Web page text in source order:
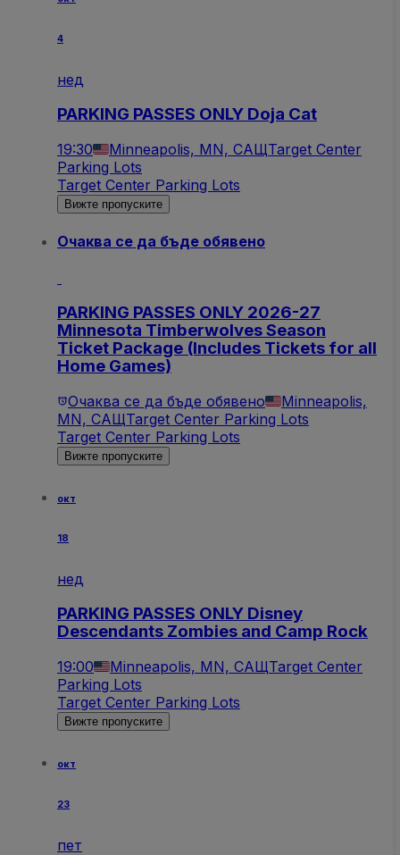
4
нед
PARKING PASSES ONLY Doja Cat
19:30 Minneapolis, MN, САЩTarget Center
Parking Lots
Target Center Parking Lots
Вижте пропуските
Очаква се да бъде обявено
PARKING PASSES ONLY 2026-27
Minnesota Timberwolves Season
Ticket Package (Includes Tickets for all
Home Games)
Очаква се да бъде обявено
Minneapolis,
MN, САЩTarget Center Parking Lots
Target Center Parking Lots
Вижте пропуските
окт
18
нед
PARKING PASSES ONLY Disney
Descendants Zombies and Camp Rock
19:00 Minneapolis, MN, САЩTarget Center
Parking Lots
Target Center Parking Lots
Вижте пропуските
окт
23
пет